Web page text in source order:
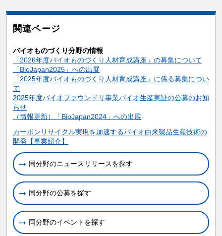
関連ページ
バイオものづくり分野の情報
「2026年度バイオものづくり人材育成講座」の募集について
「BioJapan2025」への出展
「2025年度バイオものづくり人材育成講座」に係る募集につい
て
2025年度バイオファウンドリ事業バイオ生産実証の公募のお知
らせ
（情報更新）「BioJapan2024」への出展
関連情報
カーボンリサイクル実現を加速するバイオ由来製品生産技術の
開発【事業紹介】
同分野のニュースリリースを探す
同分野の公募を探す
同分野のイベントを探す